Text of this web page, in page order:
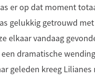
er op dat moment
gelukkig getrouwd
elkaar vandaag
dramatische
geleden kreeg Lilianes